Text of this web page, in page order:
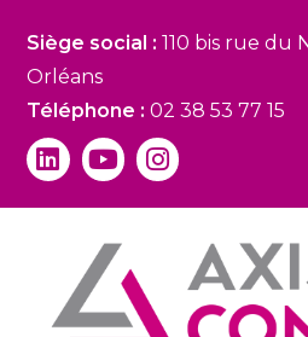
Siège social :110 bis rue du
Orléans
Téléphone :02 38 53 77 15